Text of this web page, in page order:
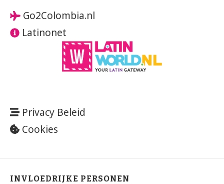
Go2Colombia.nl
Latinonet
Privacy Beleid
Cookies
INVLOEDRIJKE PERSONEN